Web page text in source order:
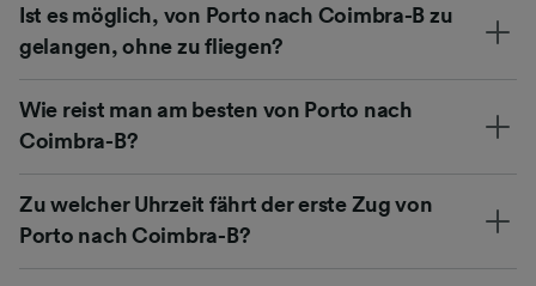
Ist es möglich, von Porto nach Coimbra-B zu
gelangen, ohne zu fliegen?
Wie reist man am besten von Porto nach
Coimbra-B?
Zu welcher Uhrzeit fährt der erste Zug von
Porto nach Coimbra-B?